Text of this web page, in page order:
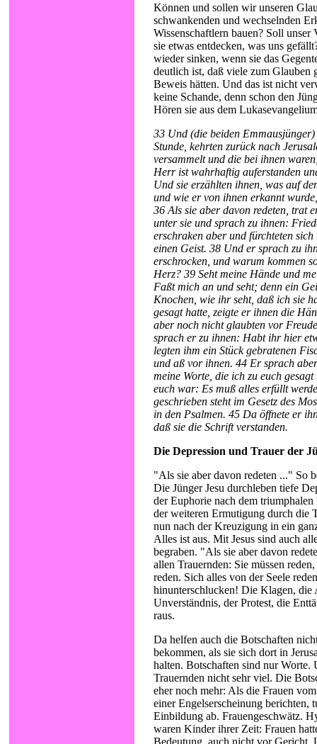
Können und sollen wir unseren
schwankenden und wechselnden
Wissenschaftlern bauen? Soll unser
sie etwas entdecken, was uns
wieder sinken, wenn sie das
deutlich ist, daß viele zum Glauben
Beweis hätten. Und das ist nicht
keine Schande, denn schon den
Hören sie aus dem
33 Und (die beiden Emmausjünger)
Stunde, kehrten zurück nach
versammelt und die bei ihnen
Herr ist wahrhaftig auferstanden
Und sie erzählten ihnen, was auf
und wie er von ihnen erkannt
36 Als sie aber davon redeten, trat
unter sie und sprach zu ihnen:
erschraken aber und fürchteten sich
einen Geist. 38 Und er sprach zu
erschrocken, und warum kommen
Herz? 39 Seht meine Hände und
Faßt mich an und seht; denn ein
Knochen, wie ihr seht, daß ich sie
gesagt hatte, zeigte er ihnen die
aber noch nicht glaubten vor
sprach er zu ihnen: Habt ihr hier
legten ihm ein Stück gebratenen
und aß vor ihnen. 44 Er sprach
meine Worte, die ich zu euch
euch war: Es muß alles erfüllt
geschrieben steht im Gesetz des
in den Psalmen. 45 Da öffnete er
daß sie die Schrift verstanden.
Die Depression und Trauer der
"Als sie aber davon redeten ..." So
Die Jünger Jesu durchleben tiefe
der Euphorie nach dem triumphalen
der weiteren Ermutigung durch die
nun nach der Kreuzigung in ein
Alles ist aus. Mit Jesus sind auch
begraben. "Als sie aber davon
allen Trauernden: Sie müssen
reden. Sich alles von der Seele
hinunterschlucken! Die Klagen, die
Unverständnis, der Protest, die
raus.
Da helfen auch die Botschaften
bekommen, als sie sich dort in
halten. Botschaften sind nur Worte.
Trauernden nicht sehr viel. Die
eher noch mehr: Als die Frauen
einer Engelserscheinung berichten,
Einbildung ab. Frauengeschwätz.
waren Kinder ihrer Zeit: Frauen
Bedeutung, auch nicht vor Gericht.